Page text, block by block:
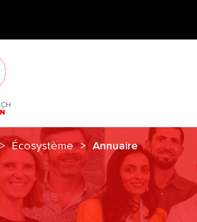
Écosystème Annuaire